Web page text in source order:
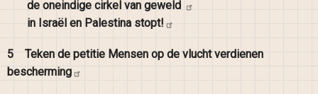
de oneindige cirkel van geweld
in Israël en Palestina stopt!
5 Teken de petitie Mensen op de vlucht verdienen
bescherming